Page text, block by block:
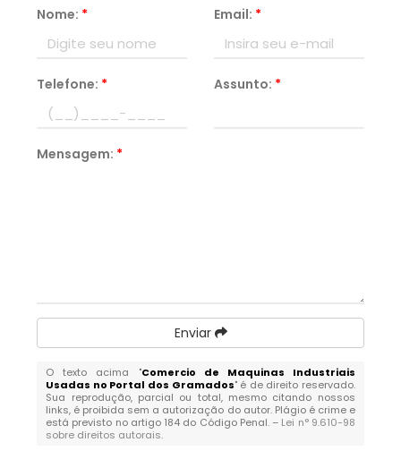
Nome: * Email: *
Telefone: * Assunto: *
Mensagem: *
Enviar
O texto acima "Comercio de Maquinas Industriais
Usadas no Portal dos Gramados" é de direito reservado.
Sua reprodução, parcial ou total, mesmo citando nossos
links, é proibida sem a autorização do autor. Plágio é crime e
está previsto no artigo 184 do Código Penal. – Lei n° 9.610-98
sobre direitos autorais.